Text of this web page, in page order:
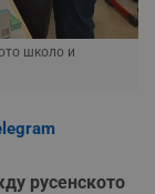
школо и
русенското